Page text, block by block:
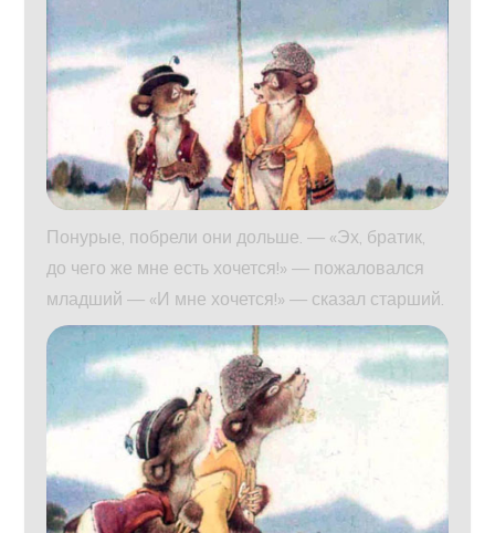
Понурые, побрели они дольше. — «Эх, братик,
до чего же мне есть хочется!» — пожаловался
младший — «И мне хочется!» — сказал старший.